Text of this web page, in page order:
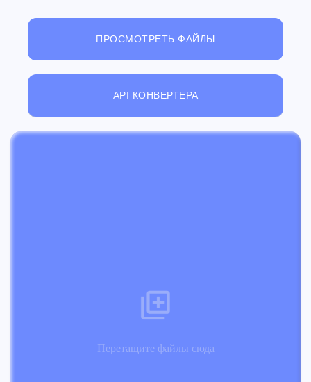
ПРОСМОТРЕТЬ ФАЙЛЫ
API КОНВЕРТЕРА
Перетащите файлы сюда